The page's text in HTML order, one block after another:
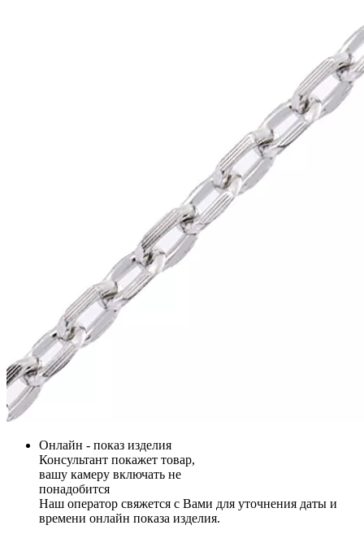
Онлайн - показ изделия
Консультант покажет товар,
вашу камеру включать не
понадобится
Наш оператор свяжется с Вами для уточнения даты и
времени онлайн показа изделия.